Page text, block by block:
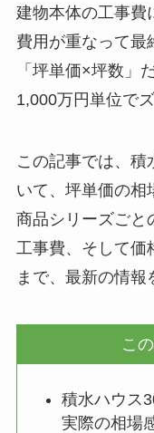
建物本体の工事費
費用が重なって最
「坪単価×坪数」
1,000万円単位で
この記事では、積
いて、坪単価の相
商品シリーズごと
工事費、そして価
まで、最新の情報
こ
積水ハウス
実際の相場